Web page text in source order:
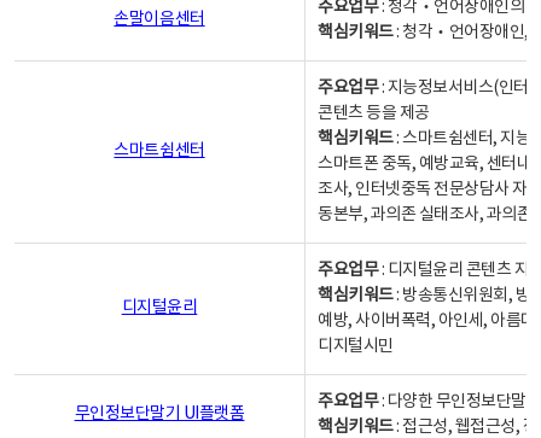
손말이음센터
주요업무: 청각‧언어장애인의
핵심키워드: 청각‧언어장애인,
스마트쉼센터
주요업무: 지능정보서비스(인터
콘텐츠 등을 제공
핵심키워드: 스마트쉼센터, 지능
스마트폰 중독, 예방교육, 센터내
조사, 인터넷중독 전문상담사 자
동본부, 과의존 실태조사, 과의존
디지털윤리
주요업무: 디지털윤리 콘텐츠 지
핵심키워드: 방송통신위원회, 방
예방, 사이버폭력, 아인세, 아름
디지털시민
무인정보단말기 UI플랫폼
주요업무: 다양한 무인정보단말
핵심키워드: 접근성, 웹접근성,